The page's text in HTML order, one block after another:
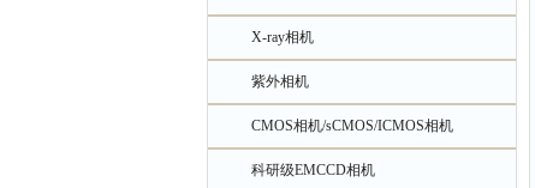
X-ray相机
紫外相机
CMOS相机/sCMOS/ICMOS相机
科研级EMCCD相机